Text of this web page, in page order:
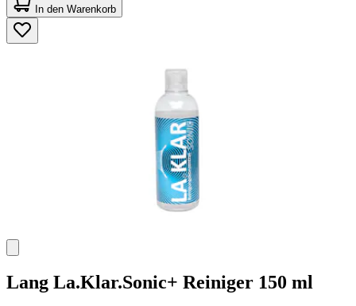
von
5
Sternen.
45
In den Warenkorb
Lang La.Klar.Sonic+ Reiniger 150 ml